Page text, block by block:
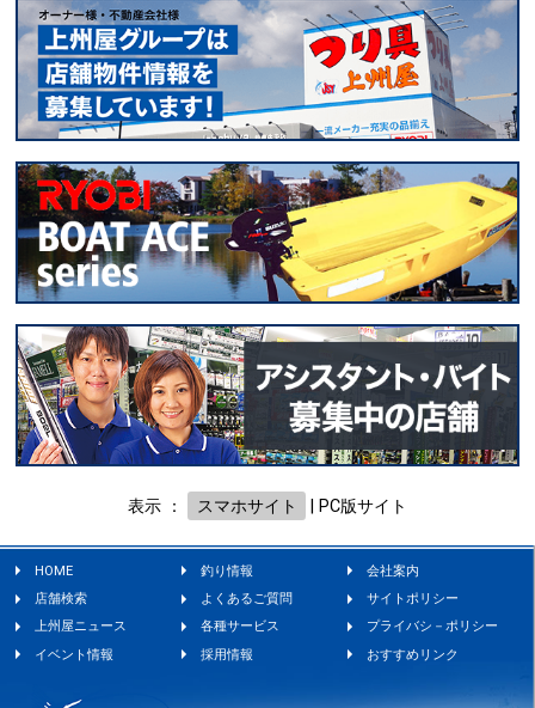
表示 ： スマホサイト PC版サイト
HOME 釣り情報
会社案内
店舗検索
よくあるご質問
サイトポリシー
上州屋ニュース
各種サービス
プライバシ－ポリシー
イベント情報
採用情報 おすすめリンク